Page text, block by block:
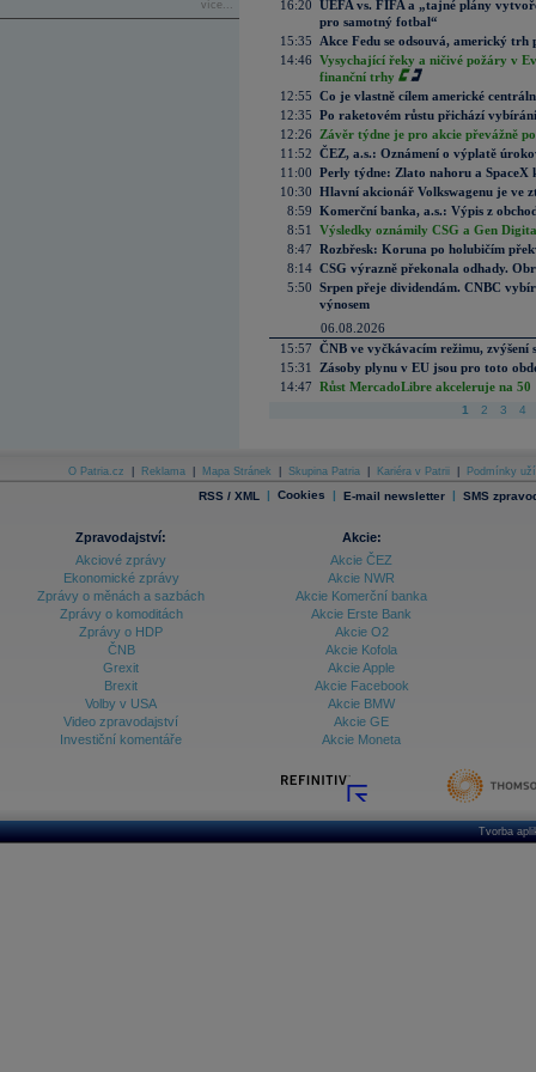
více...
16:20 UEFA vs. FIFA a „tajné plány
pro samotný fotbal“
15:35
Akce Fedu se odsouvá, americký
14:46 Vysychající řeky a ničivé požáry v
finanční trhy
12:55 Co je vlastně cílem americké
12:35 Po raketovém růstu přichází
12:26
Závěr týdne je pro akcie převážně
11:52 ČEZ, a.s.: Oznámení o výplatě
11:00 Perly týdne: Zlato nahoru a SpaceX
10:30 Hlavní akcionář Volkswagenu je ve
8:59 Komerční banka, a.s.: Výpis z
8:51
Výsledky oznámily CSG a Gen
8:47 Rozbřesk: Koruna po holubičím
8:14 CSG výrazně překonala odhady.
5:50 Srpen přeje dividendám. CNBC
výnosem
06.08.2026
15:57 ČNB ve vyčkávacím režimu, zvýšení
15:31
Zásoby plynu v EU jsou pro toto
14:47 Růst MercadoLibre akceleruje na
1 2 3 4
O Patria.cz Reklama Mapa Stránek Skupina Patria Kariéra v Patrii Podmínky
RSS / XML | Cookies | E-mail newsletter | SMS
Zpravodajství:
Akciové zprávy
Ekonomické zprávy
Zprávy o měnách a sazbách
Zprávy o komoditách
Zprávy o HDP
ČNB
Grexit
Brexit
Volby v USA
Video zpravodajství
Investiční komentáře
Akcie:
Akcie ČEZ
Akcie NWR
Akcie Komerční banka
Akcie Erste Bank
Akcie O2
Akcie Kofola
Akcie Apple
Akcie Facebook
Akcie BMW
Akcie GE
Akcie Moneta
Tvorba